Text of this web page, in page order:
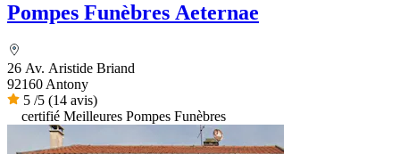
Pompes Funèbres Aeternae
26 Av. Aristide Briand
92160 Antony
5 /5 (14 avis)
certifié Meilleures Pompes Funèbres